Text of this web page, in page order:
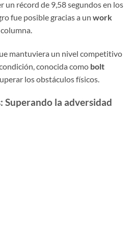
un récord de 9,58 segundos en los
fue posible gracias a un work
mantuviera un nivel competitivo
conocida como bolt
los obstáculos físicos.
Superando la adversidad